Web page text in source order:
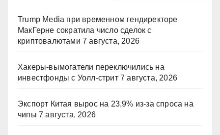
Trump Media при временном гендиректоре
МакГерне сократила число сделок с
криптовалютами 7 августа, 2026
Хакеры-вымогатели переключились на
инвестфонды с Уолл-стрит 7 августа, 2026
Экспорт Китая вырос на 23,9% из-за спроса на
чипы 7 августа, 2026